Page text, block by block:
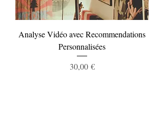
Analyse Vidéo avec Recommendations
Personnalisées
Prix
30,00 €